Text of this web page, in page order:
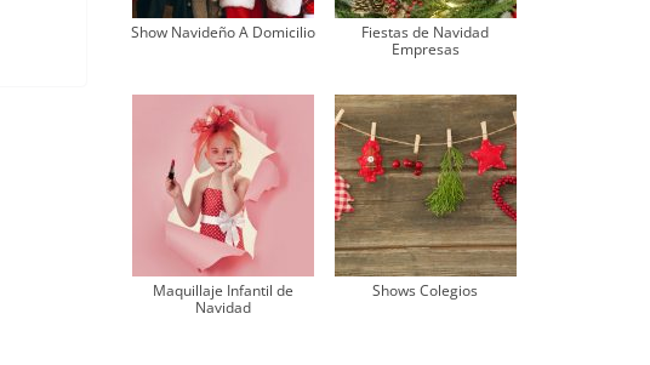
Show Navideño A Domicilio
Fiestas de Navidad
Empresas
Maquillaje Infantil de
Navidad
Shows Colegios